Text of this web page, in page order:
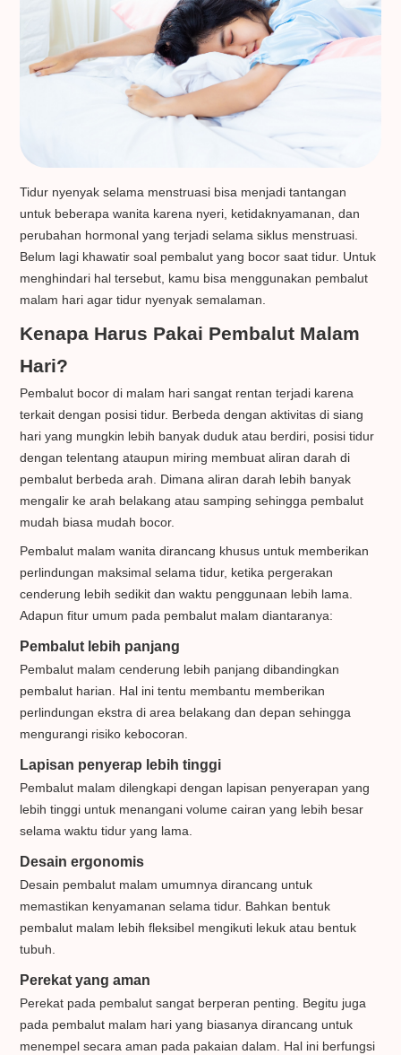
Tidur nyenyak selama menstruasi bisa menjadi tantangan
untuk beberapa wanita karena nyeri, ketidaknyamanan, dan
perubahan hormonal yang terjadi selama siklus menstruasi.
Belum lagi khawatir soal pembalut yang bocor saat tidur. Untuk
menghindari hal tersebut, kamu bisa menggunakan pembalut
malam hari agar tidur nyenyak semalaman.
Kenapa Harus Pakai Pembalut Malam
Hari?
Pembalut bocor di malam hari sangat rentan terjadi karena
terkait dengan posisi tidur. Berbeda dengan aktivitas di siang
hari yang mungkin lebih banyak duduk atau berdiri, posisi tidur
dengan telentang ataupun miring membuat aliran darah di
pembalut berbeda arah. Dimana aliran darah lebih banyak
mengalir ke arah belakang atau samping sehingga pembalut
mudah biasa mudah bocor.
Pembalut malam wanita dirancang khusus untuk memberikan
perlindungan maksimal selama tidur, ketika pergerakan
cenderung lebih sedikit dan waktu penggunaan lebih lama.
Adapun fitur umum pada pembalut malam diantaranya:
Pembalut lebih panjang
Pembalut malam cenderung lebih panjang dibandingkan
pembalut harian. Hal ini tentu membantu memberikan
perlindungan ekstra di area belakang dan depan sehingga
mengurangi risiko kebocoran.
Lapisan penyerap lebih tinggi
Pembalut malam dilengkapi dengan lapisan penyerapan yang
lebih tinggi untuk menangani volume cairan yang lebih besar
selama waktu tidur yang lama.
Desain ergonomis
Desain pembalut malam umumnya dirancang untuk
memastikan kenyamanan selama tidur. Bahkan bentuk
pembalut malam lebih fleksibel mengikuti lekuk atau bentuk
tubuh.
Perekat yang aman
Perekat pada pembalut sangat berperan penting. Begitu juga
pada pembalut malam hari yang biasanya dirancang untuk
menempel secara aman pada pakaian dalam. Hal ini berfungsi